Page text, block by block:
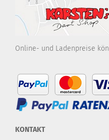
Online- und Ladenpreise
KONTAKT